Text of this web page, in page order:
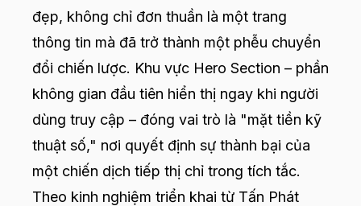
đẹp, không chỉ đơn thuần là một trang
thông tin mà đã trở thành một phễu chuyển
đổi chiến lược. Khu vực Hero Section – phần
không gian đầu tiên hiển thị ngay khi người
dùng truy cập – đóng vai trò là "mặt tiền kỹ
thuật số," nơi quyết định sự thành bại của
một chiến dịch tiếp thị chỉ trong tích tắc.
Theo kinh nghiệm triển khai từ Tấn Phát